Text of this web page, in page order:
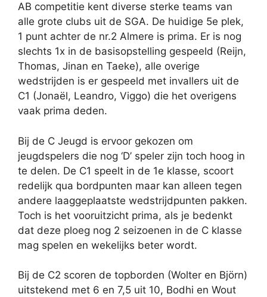
AB competitie kent diverse sterke teams van
alle grote clubs uit de SGA. De huidige 5e plek,
1 punt achter de nr.2 Almere is prima. Er is nog
slechts 1x in de basisopstelling gespeeld (Reijn,
Thomas, Jinan en Taeke), alle overige
wedstrijden is er gespeeld met invallers uit de
C1 (Jonaël, Leandro, Viggo) die het overigens
vaak prima deden.
Bij de C Jeugd is ervoor gekozen om
jeugdspelers die nog ‘D’ speler zijn toch hoog in
te delen. De C1 speelt in de 1e klasse, scoort
redelijk qua bordpunten maar kan alleen tegen
andere laaggeplaatste wedstrijdpunten pakken.
Toch is het vooruitzicht prima, als je bedenkt
dat deze ploeg nog 2 seizoenen in de C klasse
mag spelen en wekelijks beter wordt.
Bij de C2 scoren de topborden (Wolter en Björn)
uitstekend met 6 en 7,5 uit 10, Bodhi en Wout